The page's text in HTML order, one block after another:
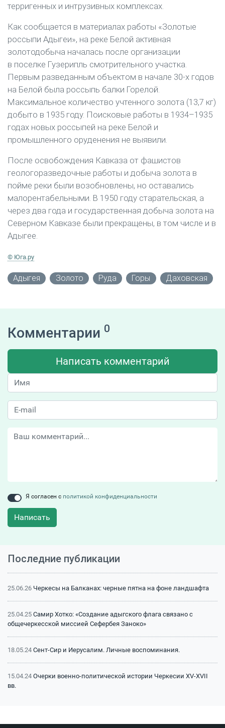
терригенных и интрузивных комплексах.
Как сообщается в материалах работы «Золотые
россыпи Адыгеи», на реке Белой активная
золотодобыча началась после организации
в поселке Гузерипль смотрительного участка.
Первым разведанным объектом в начале 30-х годов
на Белой была россыпь балки Горелой.
Максимальное количество учтенного золота (13,7 кг)
добыто в 1935 году. Поисковые работы в 1934–1935
годах новых россыпей на реке Белой и
промышленного оруденения не выявили.
После освобождения Кавказа от фашистов
геологоразведочные работы и добыча золота в
пойме реки были возобновлены, но оставались
малорентабельными. В 1950 году старательская, а
через два года и государственная добыча золота на
Северном Кавказе были прекращены, в том числе и в
Адыгее.
© Юга.ру
Адыгея Золото Руда Горы Даховская
Комментарии 0
Написать комментарий
Я согласен с политикой конфиденциальности
Написать
Последние публикации
25.06.26 Черкесы на Балканах: черные пятна на фоне ландшафта
25.04.25 Самир Хотко: «Создание адыгского флага связано с
общечеркесской миссией Сефербея Заноко»
18.05.24 Сент-Сир и Иерусалим. Личные воспоминания.
15.04.24 Очерки военно-политической истории Черкесии XV-XVII
вв.